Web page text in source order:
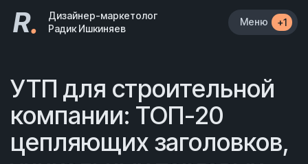
R.
Дизайнер-маркетолог
Радик Ишкиняев
Меню +1
УТП для строительной
компании: ТОП-20
цепляющих заголовков,